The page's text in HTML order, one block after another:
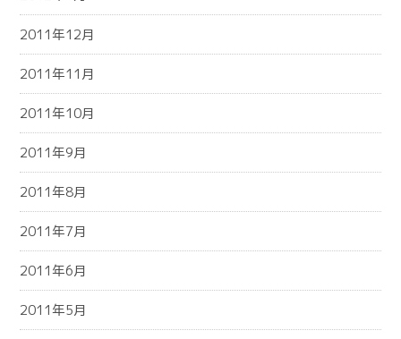
2011年12月
2011年11月
2011年10月
2011年9月
2011年8月
2011年7月
2011年6月
2011年5月